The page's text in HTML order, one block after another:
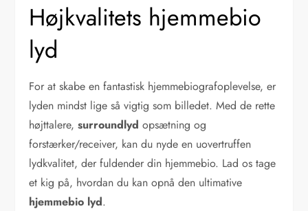
Højkvalitets hjemmebio
lyd
For at skabe en fantastisk hjemmebiografoplevelse, er
lyden mindst lige så vigtig som billedet. Med de rette
højttalere,surroundlyd opsætning og
forstærker/receiver, kan du nyde en uovertruffen
lydkvalitet, der fuldender din hjemmebio. Lad os tage
et kig på, hvordan du kan opnå den ultimative
hjemmebio lyd.